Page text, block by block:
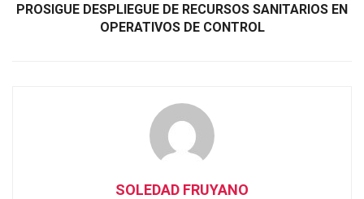
PROSIGUE DESPLIEGUE DE RECURSOS SANITARIOS EN
OPERATIVOS DE CONTROL
SOLEDAD FRUYANO